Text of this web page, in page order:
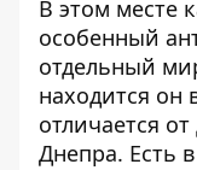
В этом месте
особенный
отдельный
находится он
отличается
Днепра. Есть